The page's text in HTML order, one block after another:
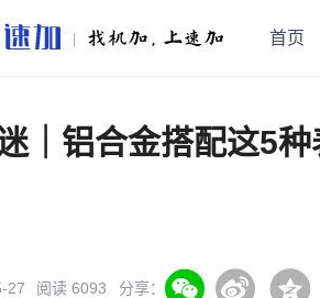
首页
｜铝合金搭配这5
27 阅读 6093 分享：